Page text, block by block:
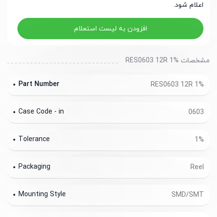
اعلام شود.
افزودن به لیست استعلام
مشخصات RES0603 12R 1%
RES0603 12R 1%
Part Number
0603
Case Code - in
1%
Tolerance
Reel
Packaging
SMD/SMT
Mounting Style